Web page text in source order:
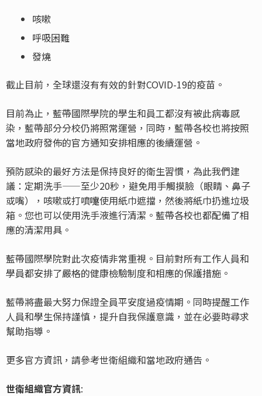
咳嗽
呼吸困難
發燒
截止目前，全球還沒有有效的針對COVID-19的疫苗。
目前為止，藍帶國際學院的學生和員工都沒有被此病毒感
染，藍帶部分分校仍將照常運營，同時，藍帶各校也將按照
當地政府發佈的官方通知安排相應的後續運營。
預防感染的最好方法是保持良好的衛生習慣，為此我們建
議：定期洗手——至少20秒，避免用手觸摸臉（眼睛、鼻子
或嘴），咳嗽或打噴嚏使用紙巾遮擋，然後將紙巾扔進垃圾
箱。您也可以使用洗手液進行清潔。藍帶各校也都配備了相
應的清潔用具。
藍帶國際學院對此次疫情非常重視。目前對所有工作人員和
學員都安排了嚴格的健康檢驗制度和相應的保護措施。
藍帶將盡最大努力保證全員平安度過疫情期。同時提醒工作
人員和學生保持謹慎，提升自我保護意識，並在必要時尋求
幫助指導。
更多官方資訊，請參考世衛組織和當地政府通告。
世衛組織官方資訊: